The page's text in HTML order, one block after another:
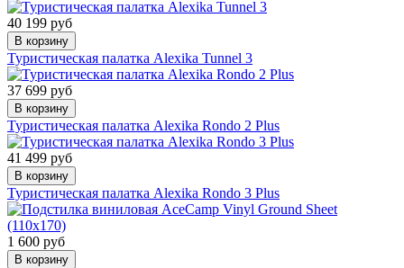
40 199 руб
В корзину
Туристическая палатка Alexika Tunnel 3
37 699 руб
В корзину
Туристическая палатка Alexika Rondo 2 Plus
41 499 руб
В корзину
Туристическая палатка Alexika Rondo 3 Plus
1 600 руб
В корзину